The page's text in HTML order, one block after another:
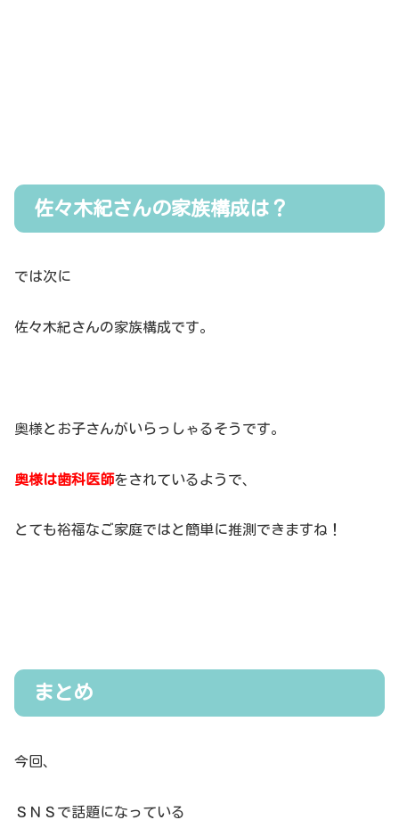
佐々木紀さんの家族構成は？
では次に
佐々木紀さんの家族構成です。
奥様とお子さんがいらっしゃるそうです。
奥様は歯科医師をされているようで、
とても裕福なご家庭ではと簡単に推測できますね！
まとめ
今回、
ＳＮＳで話題になっている